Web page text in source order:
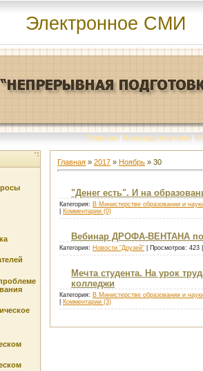
Электронное СМИ
Главная | Команда портала | О
Главная » 2017 » Ноябрь » 30
"Денег есть". И на
Категория: В Министерстве образовании и
Комментарии (0)
Вебинар ДРОФА-ВЕНТАНА по
Категория: Новости "Друзей" | Просмотров:
Мечта студента. На урок
колледжи
Категория: В Министерстве образовании и
Комментарии (3)